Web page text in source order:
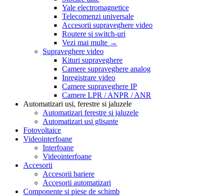
Yale electromagnetice
Telecomenzi universale
Accesorii supraveghere video
Routere si switch-uri
Vezi mai multe →
Supraveghere video
Kituri supraveghere
Camere supraveghere analog
Inregistrare video
Camere supraveghere IP
Camere LPR / ANPR / ANR
Automatizari usi, ferestre si jaluzele
Automatizari ferestre si jaluzele
Automatizari usi glisante
Fotovoltaice
Videointerfoane
Interfoane
Videointerfoane
Accesorii
Accesorii bariere
Accesorii automatizari
Componente si piese de schimb